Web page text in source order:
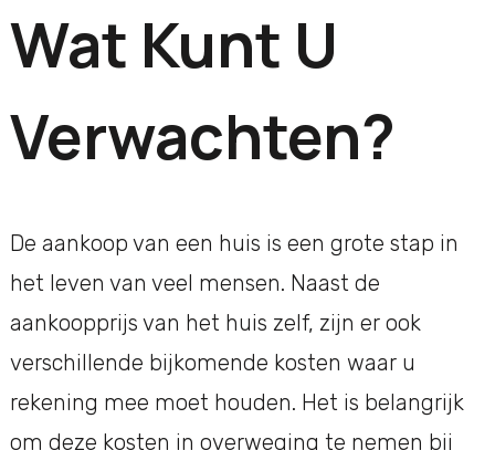
Wat Kunt U
Verwachten?
De aankoop van een huis is een grote stap in
het leven van veel mensen. Naast de
aankoopprijs van het huis zelf, zijn er ook
verschillende bijkomende kosten waar u
rekening mee moet houden. Het is belangrijk
om deze kosten in overweging te nemen bij